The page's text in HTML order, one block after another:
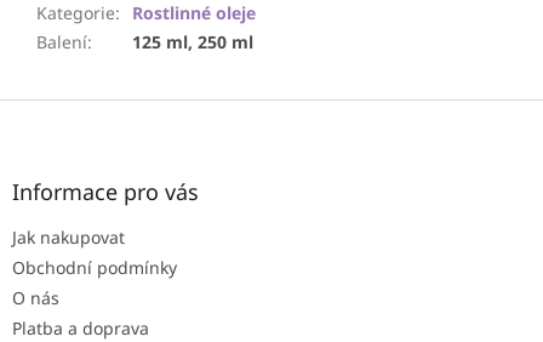
Kategorie:
Rostlinné oleje
Balení: 125 ml, 250 ml
Z
Informace pro vás
Jak nakupovat
Obchodní podmínky
O nás
Platba a doprava